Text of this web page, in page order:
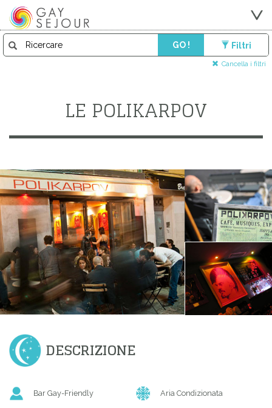
GO ! Filtri
Cancella i filtri
LE POLIKARPOV
DESCRIZIONE
Bar Gay-Friendly Aria Condizionata